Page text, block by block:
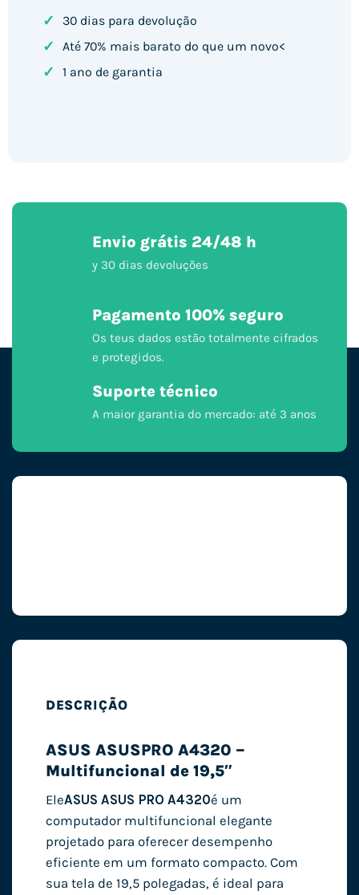
✓ 30 dias para devolução
✓ Até 70% mais barato do que um novo<
✓ 1 ano de garantia
Envio grátis 24/48 h
y 30 dias devoluções
Pagamento 100% seguro
Os teus dados estão totalmente cifrados
e protegidos.
Suporte técnico
A maior garantia do mercado: até 3 anos
DESCRIÇÃO
ASUS ASUSPRO A4320 –
Multifuncional de 19,5″
EleASUS ASUS PRO A4320é um
computador multifuncional elegante
projetado para oferecer desempenho
eficiente em um formato compacto. Com
sua tela de 19,5 polegadas, é ideal para